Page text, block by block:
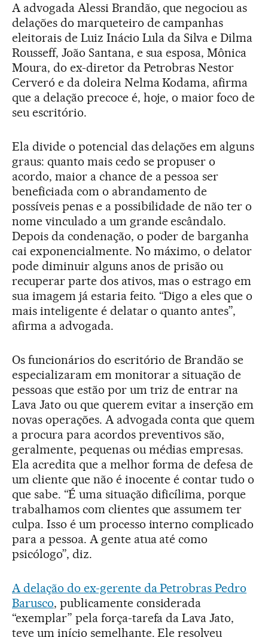
A advogada Alessi Brandão, que negociou as
delações do marqueteiro de campanhas
eleitorais de Luiz Inácio Lula da Silva e Dilma
Rousseff, João Santana, e sua esposa, Mônica
Moura, do ex-diretor da Petrobras Nestor
Cerveró e da doleira Nelma Kodama, afirma
que a delação precoce é, hoje, o maior foco de
seu escritório.
Ela divide o potencial das delações em alguns
graus: quanto mais cedo se propuser o
acordo, maior a chance de a pessoa ser
beneficiada com o abrandamento de
possíveis penas e a possibilidade de não ter o
nome vinculado a um grande escândalo.
Depois da condenação, o poder de barganha
cai exponencialmente. No máximo, o delator
pode diminuir alguns anos de prisão ou
recuperar parte dos ativos, mas o estrago em
sua imagem já estaria feito. “Digo a eles que o
mais inteligente é delatar o quanto antes”,
afirma a advogada.
Os funcionários do escritório de Brandão se
especializaram em monitorar a situação de
pessoas que estão por um triz de entrar na
Lava Jato ou que querem evitar a inserção em
novas operações. A advogada conta que quem
a procura para acordos preventivos são,
geralmente, pequenas ou médias empresas.
Ela acredita que a melhor forma de defesa de
um cliente que não é inocente é contar tudo o
que sabe. “É uma situação dificílima, porque
trabalhamos com clientes que assumem ter
culpa. Isso é um processo interno complicado
para a pessoa. A gente atua até como
psicólogo”, diz.
A delação do ex-gerente da Petrobras Pedro
Barusco, publicamente considerada
“exemplar” pela força-tarefa da Lava Jato,
teve um início semelhante. Ele resolveu